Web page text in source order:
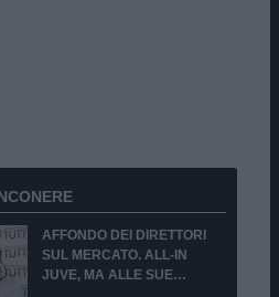
AFFONDO DEI DIRETTORI
SUL MERCATO. ALL-IN
JUVE, MA ALLE SUE